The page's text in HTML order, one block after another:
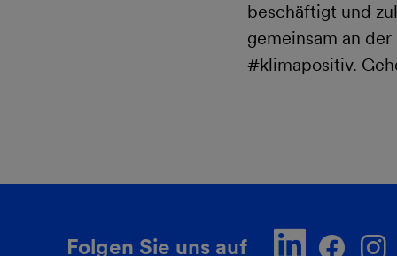
beschäftigt und
gemeinsam an
#klimapositiv.
Folgen Sie uns auf